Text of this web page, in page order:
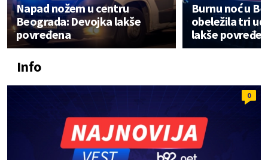
Napad nožem u centru
Beograda: Devojka lakše
povređena
Burnu noć u
obeležila tri
lakše
Info
0